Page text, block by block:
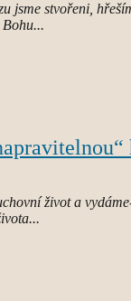
jsme stvořeni,
život a